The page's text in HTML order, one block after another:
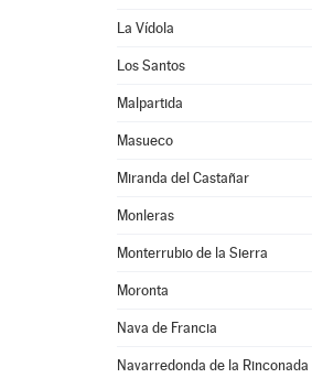
La Vídola
Los Santos
Malpartida
Masueco
Miranda del Castañar
Monleras
Monterrubio de la Sierra
Moronta
Nava de Francia
Navarredonda de la Rinconada